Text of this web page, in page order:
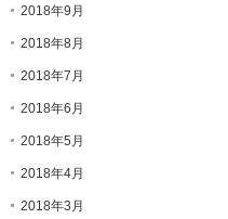
2018年9月
2018年8月
2018年7月
2018年6月
2018年5月
2018年4月
2018年3月